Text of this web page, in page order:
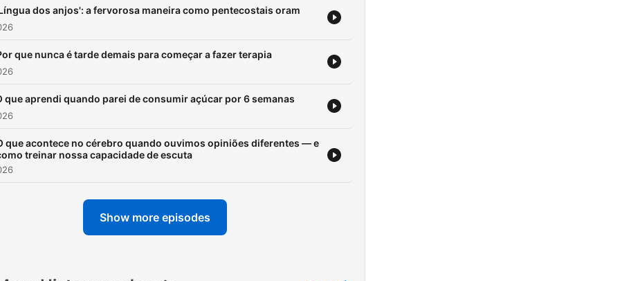
dos anjos': a fervorosa maneira como pentecostais oram
que nunca é tarde demais para começar a fazer terapia
que aprendi quando parei de consumir açúcar por 6 semanas
que acontece no cérebro quando ouvimos opiniões diferentes — e
treinar nossa capacidade de escuta
Show more episodes